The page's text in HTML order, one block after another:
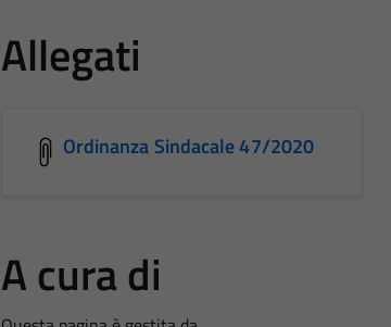
Allegati
Ordinanza Sindacale 47/2020
A cura di